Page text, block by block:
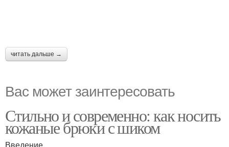
читать дальше →
Вас может заинтересовать
Стильно и современно: как носить
кожаные брюки с шиком